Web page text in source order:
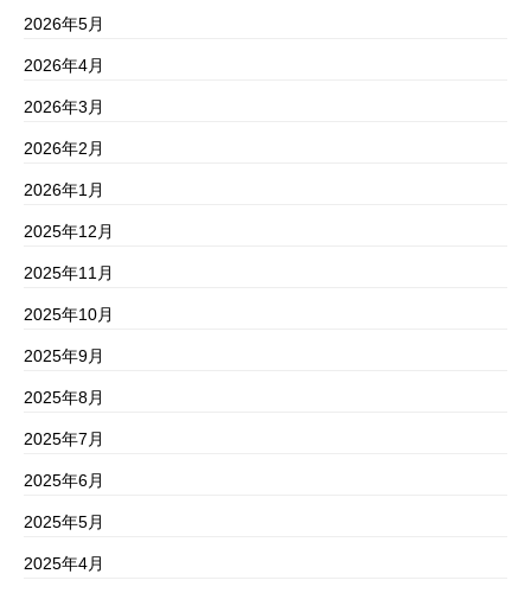
2026年5月
2026年4月
2026年3月
2026年2月
2026年1月
2025年12月
2025年11月
2025年10月
2025年9月
2025年8月
2025年7月
2025年6月
2025年5月
2025年4月